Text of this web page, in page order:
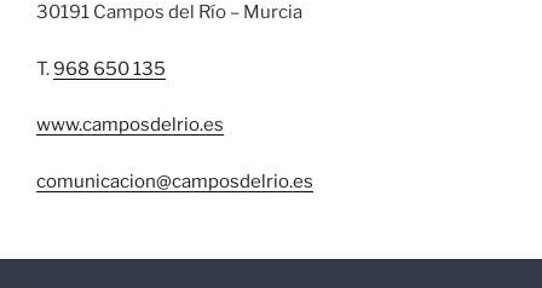
30191 Campos del Río – Murcia
T.968 650 135
www.camposdelrio.es
comunicacion@camposdelrio.es